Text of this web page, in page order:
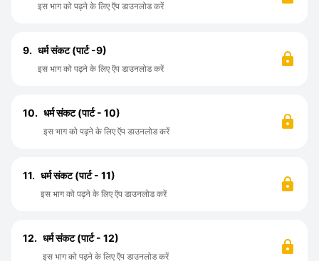
इस भाग को पढ़ने के लिए ऍप डाउनलोड करें
9. धर्म संकट (पार्ट -9)
इस भाग को पढ़ने के लिए ऍप डाउनलोड करें
10. धर्म संकट (पार्ट - 10)
इस भाग को पढ़ने के लिए ऍप डाउनलोड करें
11. धर्म संकट (पार्ट - 11)
इस भाग को पढ़ने के लिए ऍप डाउनलोड करें
12. धर्म संकट (पार्ट - 12)
इस भाग को पढ़ने के लिए ऍप डाउनलोड करें